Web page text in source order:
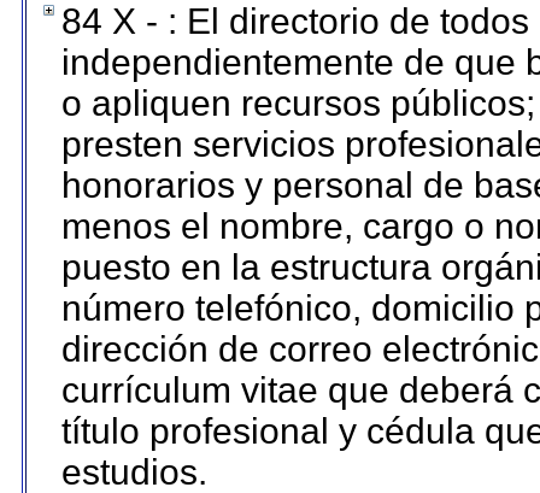
84 X - : El directorio de
independientemente de que
o apliquen recursos
presten servicios
honorarios y personal de
menos el nombre, cargo o
puesto en la estructura
número telefónico, domicilio
dirección de correo
currículum vitae que deberá
título profesional y cédula
estudios.